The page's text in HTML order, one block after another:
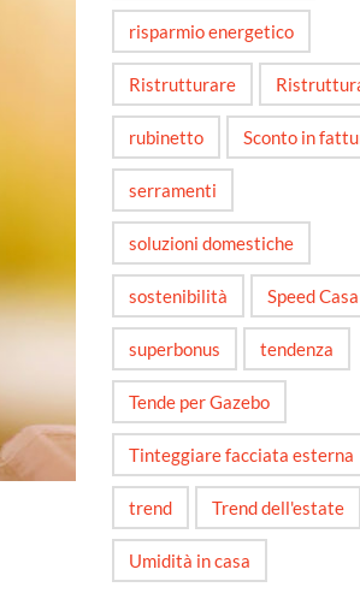
risparmio energetico
Ristrutturare
rubinetto Sconto in
serramenti
soluzioni domestiche
sostenibilità Speed Casa
superbonus tendenza
Tende per Gazebo
Tinteggiare facciata esterna
trend Trend dell'estate
Umidità in casa